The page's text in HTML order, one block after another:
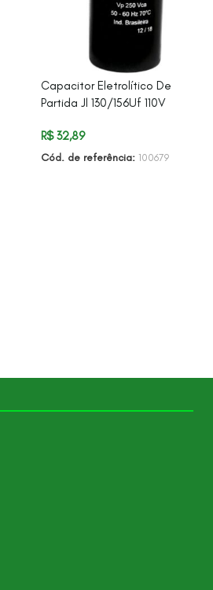
Capacitor Eletrolítico De
Partida Jl 130/156Uf 110V
R$32,89
Cód. de referência: 100679